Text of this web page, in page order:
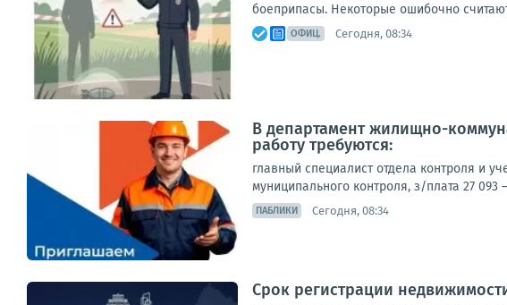
боеприпасы. Некоторые ошибочно
ОФИЦ. Сегодня, 08:34
В департамент жилищно-
работу требуются:
главный специалист отдела контроля и
муниципального контроля, з/плата 27
ПАБЛИКИ Сегодня, 08:34
Срок регистрации